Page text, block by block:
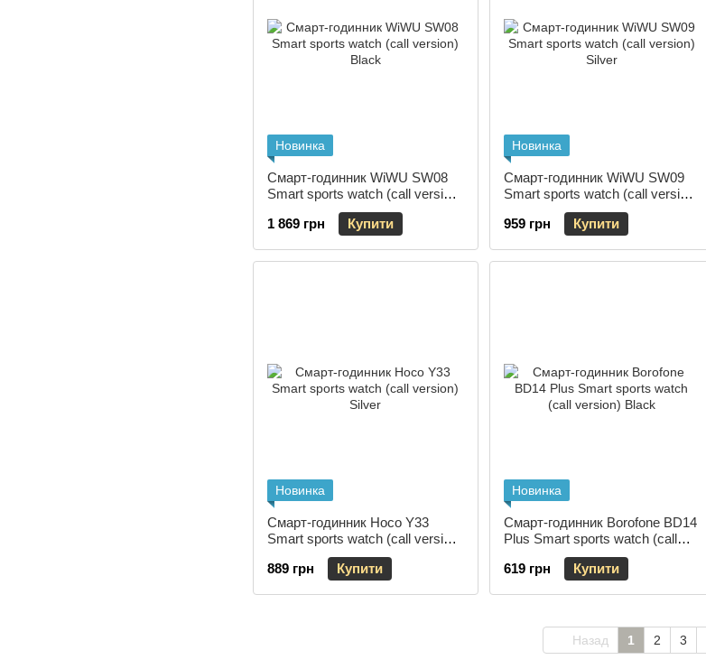
Новинка
Смарт-годинник WiWU SW08
Smart sports watch (call version)
1 869 грн
Купити
Новинка
Смарт-годинник WiWU SW09
Smart sports watch (call version)
959 грн
Купити
Новинка
Смарт-годинник Hoco Y33
Smart sports watch (call version)
889 грн
Купити
Новинка
Смарт-годинник Borofone BD14
Plus Smart sports watch (call
version) Black
619 грн
Купити
Назад 1 2 3